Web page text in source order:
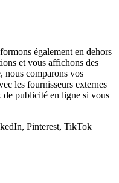
également en dehors
et vous affichons des
nous comparons vos
les fournisseurs externes
de publicité en ligne si vous
Pinterest, TikTok